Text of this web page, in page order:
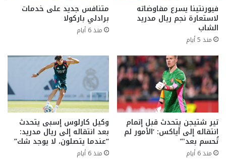
فيورنتينا يسرع مفاوضاته
لاستعارة نجم ريال مدريد
الشاب
منذ 5 أيام
متنافس جديد على خدمات
برادلي باركولا
منذ 6 أيام
تير شتيجن يتحدث قبل إتمام
انتقاله إلى أياكس: ‘الأمور لم
تُحسم بعد'”
منذ 6 أيام
وكيل كارلوس إسبى يتحدث
بعد انتقاله إلى ريال مدريد:
“عندما يتصلون، لا يوجد شك”
منذ 6 أيام